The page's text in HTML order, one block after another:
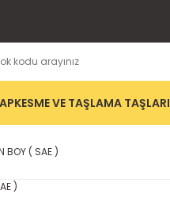
KESME VE TAŞLAMA TAŞLARI
BOY ( SAE )